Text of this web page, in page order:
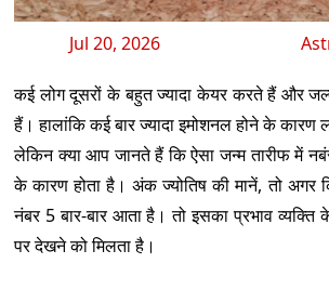
Jul 20, 2026
कई लोग दूसरों के बहुत ज्यादा केयर करते हैं और
हैं। हालांकि कई बार ज्यादा इमोशनल होने के कारण
लेकिन क्या आप जानते हैं कि ऐसा जन्म तारीफ में नबंर
के कारण होता है। अंक ज्योतिष की मानें, तो अगर
नंबर 5 बार-बार आता है। तो इसका प्रभाव व्यक्ति
पर देखने को मिलता है।